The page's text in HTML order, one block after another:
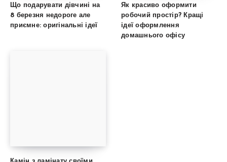
Що подарувати дівчині на
8 березня недороге але
приємне: оригінальні ідеї
Як красиво оформити
робочий простір? Кращі
ідеї оформлення
домашнього офісу